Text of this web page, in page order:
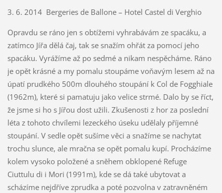
3. 6. 2014 Bergeries de Ballone – Hotel Castel di Verghio
Opravdu se ráno jen s obtížemi vyhrabávám ze spacáku, a
zatímco Jířa dělá čaj, tak se snažím ohřát za pomocí jeho
spacáku. Vyrážíme až po sedmé a nikam nespěcháme. Ráno
je opět krásné a my pomalu stoupáme voňavým lesem až na
úpatí prudkého 500m dlouhého stoupání k Col de Fogghiale
(1962m), které si pamatuju jako velice strmé. Dalo by se říct,
že jsme si ho s Jířou dost užili. Zkušenosti z hor za poslední
léta z tohoto chvílemi lezeckého úseku udělaly příjemné
stoupání. V sedle opět sušíme věci a snažíme se nachytat
trochu slunce, ale mračna se opět pomalu kupí. Procházíme
kolem vysoko položené a sněhem obklopené Refuge
Ciuttulu di i Mori (1991m), kde se dá také ubytovat a
scházíme nejdříve zprudka a poté pozvolna v zatravněném